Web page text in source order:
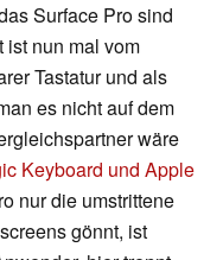
Surface Pro sind
ist nun mal vom
Tastatur und als
es nicht auf dem
wäre
Keyboard und Apple
nur die umstrittene
gönnt, ist